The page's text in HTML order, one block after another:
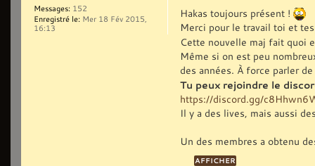
Hakas toujours présent !
Merci pour le travail toi et
Cette nouvelle maj fait quoi
Même si on est peu
des années. À force parler
Tu peux rejoindre le
https://discord.gg/
Il y a des lives, mais aussi
Un des membres a obtenu
Messages: 152
Enregistré le: Mer 18 Fév 2015,
16:13